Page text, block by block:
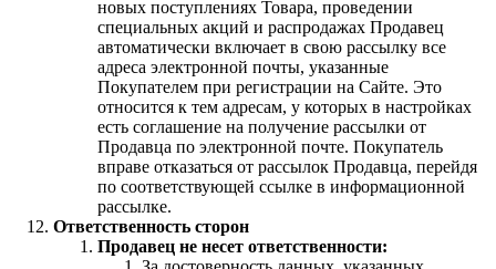
новых поступлениях Товара, проведении
специальных акций и распродажах Продавец
автоматически включает в свою рассылку все
адреса электронной почты, указанные
Покупателем при регистрации на Сайте. Это
относится к тем адресам, у которых в настройках
есть соглашение на получение рассылки от
Продавца по электронной почте. Покупатель
вправе отказаться от рассылок Продавца, перейдя
по соответствующей ссылке в информационной
рассылке.
Ответственность сторон
Продавец не несет ответственности: